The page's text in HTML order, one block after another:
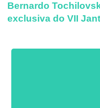
Bernardo
exclusiva do VII